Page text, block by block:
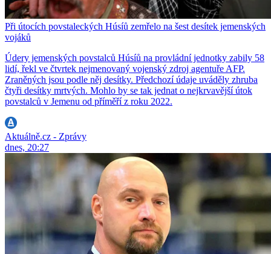
Při útocích povstaleckých Húsíů zemřelo na šest desítek jemenských
vojáků
Údery jemenských povstalců Húsíů na provládní jednotky zabily 58
lidí, řekl ve čtvrtek nejmenovaný vojenský zdroj agentuře AFP.
Zraněných jsou podle něj desítky. Předchozí údaje uváděly zhruba
čtyři desítky mrtvých. Mohlo by se tak jednat o nejkrvavější útok
povstalců v Jemenu od příměří z roku 2022.
Aktuálně.cz - Zprávy
dnes, 20:27